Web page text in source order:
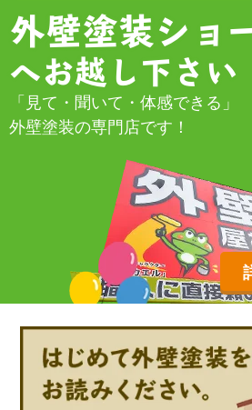
外壁塗装ショ
へお越し下さい
「見て・聞いて・体感できる」
外壁塗装の専門店です！